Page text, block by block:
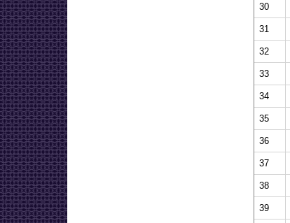
30
31
32
33
34
35
36
37
38
39